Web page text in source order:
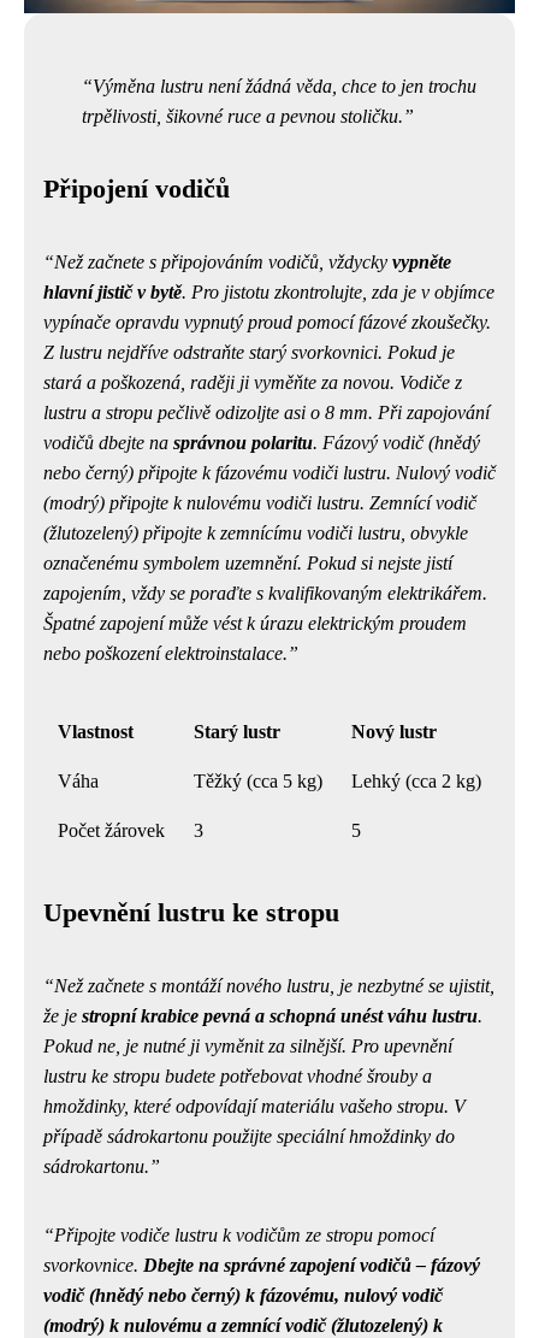
Výměna lustru není žádná věda, chce to jen trochu
trpělivosti, šikovné ruce a pevnou stoličku.
Připojení vodičů
Než začnete s připojováním vodičů, vždycky vypněte
hlavní jistič v bytě. Pro jistotu zkontrolujte, zda je v objímce
vypínače opravdu vypnutý proud pomocí fázové zkoušečky.
Z lustru nejdříve odstraňte starý svorkovnici. Pokud je
stará a poškozená, raději ji vyměňte za novou. Vodiče z
lustru a stropu pečlivě odizoljte asi o 8 mm. Při zapojování
vodičů dbejte na správnou polaritu. Fázový vodič (hnědý
nebo černý) připojte k fázovému vodiči lustru. Nulový vodič
(modrý) připojte k nulovému vodiči lustru. Zemnící vodič
(žlutozelený) připojte k zemnícímu vodiči lustru, obvykle
označenému symbolem uzemnění. Pokud si nejste jistí
zapojením, vždy se poraďte s kvalifikovaným elektrikářem.
Špatné zapojení může vést k úrazu elektrickým proudem
nebo poškození elektroinstalace.
Vlastnost Starý lustr Nový lustr
Váha Těžký (cca 5 kg) Lehký (cca 2 kg)
Počet žárovek 3 5
Upevnění lustru ke stropu
Než začnete s montáží nového lustru, je nezbytné se ujistit,
že je stropní krabice pevná a schopná unést váhu lustru.
Pokud ne, je nutné ji vyměnit za silnější. Pro upevnění
lustru ke stropu budete potřebovat vhodné šrouby a
hmoždinky, které odpovídají materiálu vašeho stropu. V
případě sádrokartonu použijte speciální hmoždinky do
sádrokartonu.
Připojte vodiče lustru k vodičům ze stropu pomocí
svorkovnice. Dbejte na správné zapojení vodičů – fázový
vodič (hnědý nebo černý) k fázovému, nulový vodič
(modrý) k nulovému a zemnící vodič (žlutozelený) k